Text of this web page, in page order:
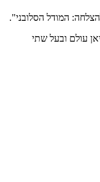
האולימפי האירופאי. אורח נוסף באותו יום עיון היה האתלט וילסון קיפקטר, שלוש פעמים ברציפות אלוף עולם בריצת 800 מטר, שיאן עולם ובעל שתי